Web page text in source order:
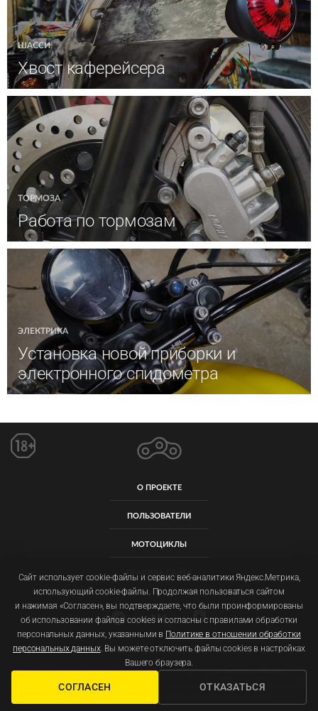
ШАССИ
Хвост каферейсера
ТОРМОЗА
Работа по тормозам
ЭЛЕКТРИКА
Установка новой приборки и
электронного спидометра
О ПРОЕКТЕ
ПОЛЬЗОВАТЕЛИ
МОТОЦИКЛЫ
ПРАВИЛА САЙТА
Пользовательское соглашениеПолитика обработки персональных данных
ООО «ОМОЙМОТ» ОГРН: 1257700092011 ИНН: 9719077129ADMIN@OMOIMOT.RU
ФОТОГРАФИИ, ЦЕНЫ И ХАРАКТЕРИСТИКИ МОТОЦИКЛОВ МОГУТ ОТЛИЧАТЬСЯ. УТОЧНЯЙТЕ
Сайт использует cookie-файлы и сервис веб-аналитики Яндекс.Метрика,
использующий cookie-файлы. Продолжая пользоваться сайтом
и нажимая «Согласен», вы подтверждаете, что были проинформированы
об использовании файлов cookies и согласны с правилами обработки
персональных данных, указанными в Политике в отношении обработки
персональных данных. Вы можете отключить файлы cookies в настройках
Вашего браузера.
СОГЛАСЕН ОТКАЗАТЬСЯ